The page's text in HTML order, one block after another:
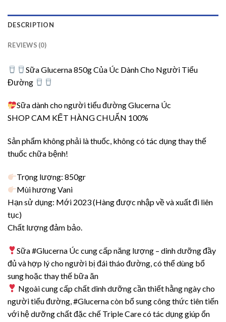
DESCRIPTION
REVIEWS (0)
Sữa Glucerna 850g Của Úc Dành Cho Người Tiểu
Đường
Sữa dành cho người tiểu đường Glucerna Úc
SHOP CAM KẾT HÀNG CHUẨN 100%
Sản phẩm không phải là thuốc, không có tác dụng thay thế
thuốc chữa bệnh!
Trọng lượng: 850gr
Mùi hương Vani
Hạn sử dụng: Mới 2023 (Hàng được nhập về và xuất đi liên
tục)
Chất lượng đảm bảo.
Sữa #Glucerna Úc cung cấp năng lượng – dinh dưỡng đầy
đủ và hợp lý cho người bị đái tháo đường, có thể dùng bổ
sung hoặc thay thế bữa ăn
Ngoài cung cấp chất dinh dưỡng cần thiết hằng ngày cho
người tiểu đường, #Glucerna còn bổ sung công thức tiên tiến
với hệ dưỡng chất đặc chế Triple Care có tác dụng giúp ổn